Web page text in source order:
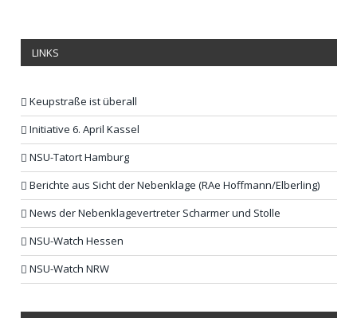
LINKS
Keupstraße ist überall
Initiative 6. April Kassel
NSU-Tatort Hamburg
Berichte aus Sicht der Nebenklage (RAe Hoffmann/Elberling)
News der Nebenklagevertreter Scharmer und Stolle
NSU-Watch Hessen
NSU-Watch NRW